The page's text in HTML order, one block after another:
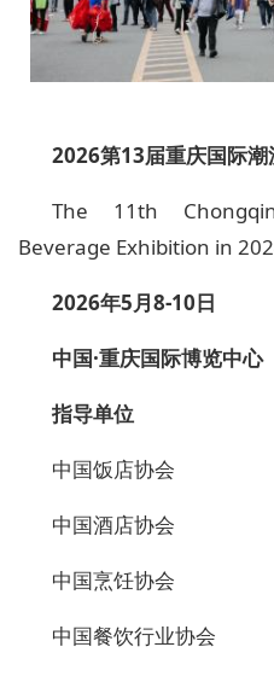
2026第13届重庆国际潮
The 11th
Beverage Exhibition in
2026年5月8-10日
中国·重庆国际博览中心
指导单位
中国饭店协会
中国酒店协会
中国烹饪协会
中国餐饮行业协会